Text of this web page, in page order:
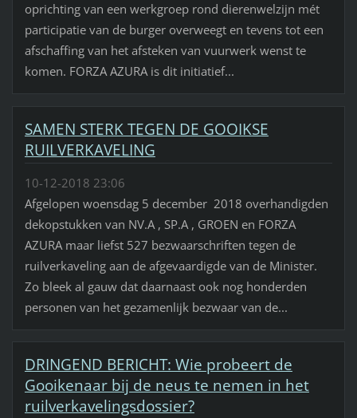
oprichting van een werkgroep rond dierenwelzijn mét
participatie van de burger overweegt en tevens tot een
afschaffing van het afsteken van vuurwerk wenst te
komen. FORZA AZURA is dit initiatief...
SAMEN STERK TEGEN DE GOOIKSE
RUILVERKAVELING
10-12-2018 23:06
Afgelopen woensdag 5 december 2018 overhandigden
dekopstukken van NV.A , SP.A , GROEN en FORZA
AZURA maar liefst 527 bezwaarschriften tegen de
ruilverkaveling aan de afgevaardigde van de Minister.
Zo bleek al gauw dat daarnaast ook nog honderden
personen van het gezamenlijk bezwaar van de...
DRINGEND BERICHT: Wie probeert de
Gooikenaar bij de neus te nemen in het
ruilverkavelingsdossier?